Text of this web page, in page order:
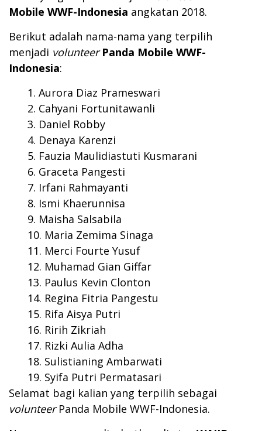
Mobile WWF-Indonesia angkatan 2018.
Berikut adalah nama-nama yang terpilih
menjadi volunteerPanda Mobile WWF-
Indonesia:
Aurora Diaz Prameswari
Cahyani Fortunitawanli
Daniel Robby
Denaya Karenzi
Fauzia Maulidiastuti Kusmarani
Graceta Pangesti
Irfani Rahmayanti
Ismi Khaerunnisa
Maisha Salsabila
Maria Zemima Sinaga
Merci Fourte Yusuf
Muhamad Gian Giffar
Paulus Kevin Clonton
Regina Fitria Pangestu
Rifa Aisya Putri
Ririh Zikriah
Rizki Aulia Adha
Sulistianing Ambarwati
Syifa Putri Permatasari
Selamat bagi kalian yang terpilih sebagai
volunteerPanda Mobile WWF-Indonesia.